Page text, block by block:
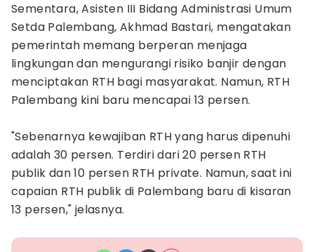
Sementara, Asisten III Bidang Administrasi Umum
Setda Palembang, Akhmad Bastari, mengatakan
pemerintah memang berperan menjaga
lingkungan dan mengurangi risiko banjir dengan
menciptakan RTH bagi masyarakat. Namun, RTH
Palembang kini baru mencapai 13 persen.
"Sebenarnya kewajiban RTH yang harus dipenuhi
adalah 30 persen. Terdiri dari 20 persen RTH
publik dan 10 persen RTH private. Namun, saat ini
capaian RTH publik di Palembang baru di kisaran
13 persen," jelasnya.